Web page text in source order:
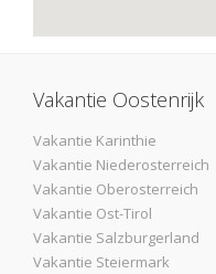
Vakantie Oostenrijk
Vakantie Karinthie
Vakantie Niederosterreich
Vakantie Oberosterreich
Vakantie Ost-Tirol
Vakantie Salzburgerland
Vakantie Steiermark